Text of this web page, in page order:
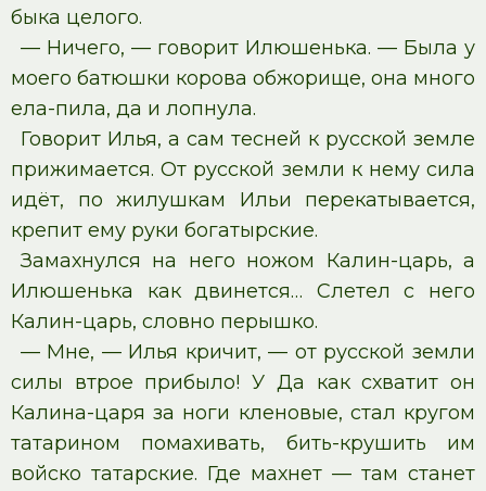
быка целого.
— Ничего, — говорит Илюшенька. — Была у
моего батюшки корова обжорище, она много
ела-пила, да и лопнула.
Говорит Илья, а сам тесней к русской земле
прижимается. От русской земли к нему сила
идёт, по жилушкам Ильи перекатывается,
крепит ему руки богатырские.
Замахнулся на него ножом Калин-царь, а
Илюшенька как двинется… Слетел с него
Калин-царь, словно перышко.
— Мне, — Илья кричит, — от русской земли
силы втрое прибыло! У Да как схватит он
Калина-царя за ноги кленовые, стал кругом
татарином помахивать, бить-крушить им
войско татарские. Где махнет — там станет